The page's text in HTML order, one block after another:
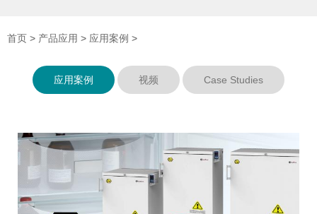
首页 > 产品应用 > 应用案例 >
应用案例 视频 Case Studies